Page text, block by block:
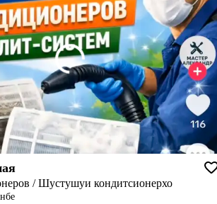
/ Шустушуи кондитсионерхо